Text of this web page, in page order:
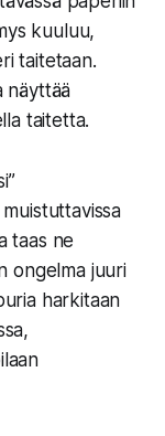
kuuluu,
taitetaan.
näyttää
taitetta.
taas ne
ongelma juuri
harkitaan